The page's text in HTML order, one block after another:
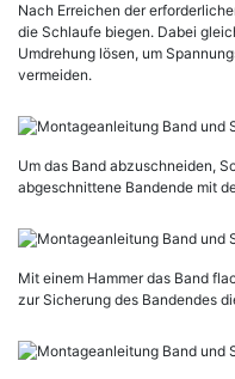
Nach Erreichen der
die Schlaufe biegen. Dabei
Umdrehung lösen, um
vermeiden.
Um das Band abzuschneiden,
abgeschnittene Bandende mit
Mit einem Hammer das Band
zur Sicherung des Bandendes